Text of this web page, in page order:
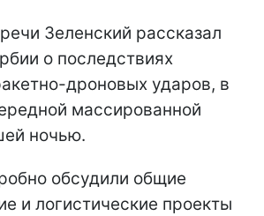
Зеленский рассказал
о последствиях
дроновых ударов, в
массированной
ночью.
обсудили общие
и логистические проекты